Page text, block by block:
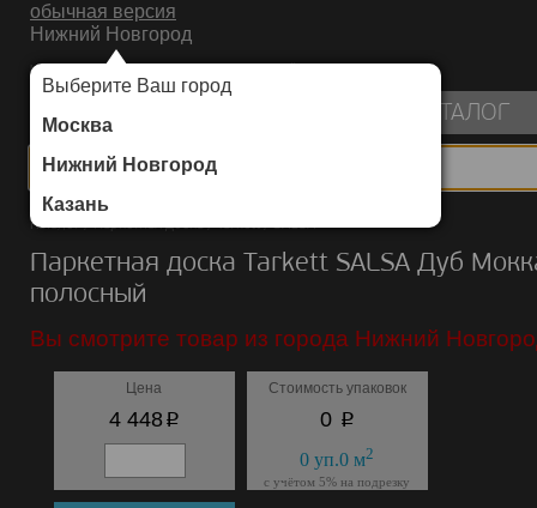
обычная версия
Нижний Новгород
Выберите Ваш город
Москва
Нижний Новгород
Казань
ИНТЕРНЕТ-МАГАЗИН НАПОЛЬНЫХ ПОКРЫТИЙ
КАТАЛОГ
Каталог/Паркетная доска/Tarkett/SALSA
Паркетная доска Tarkett SALSA Дуб
полосный
Вы смотрите товар из города Нижний
Цена
4 448p
Стоимость упаковок
0 p
0 уп.0 м2
с учётом 5% на подрезку